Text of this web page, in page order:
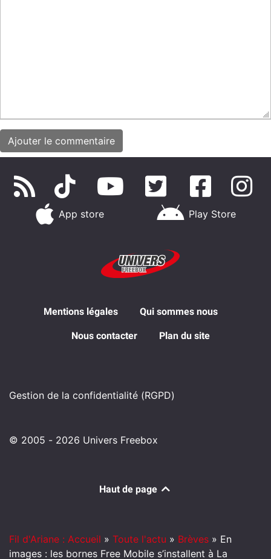
App store Play Store
Mentions légales Qui sommes nous
Nous contacter Plan du site
Gestion de la confidentialité (RGPD)
© 2005 - 2026 Univers Freebox
Haut de page
Fil d'Ariane : Accueil » Toute l'actu » Brèves » En
images : les bornes Free Mobile s’installent à La